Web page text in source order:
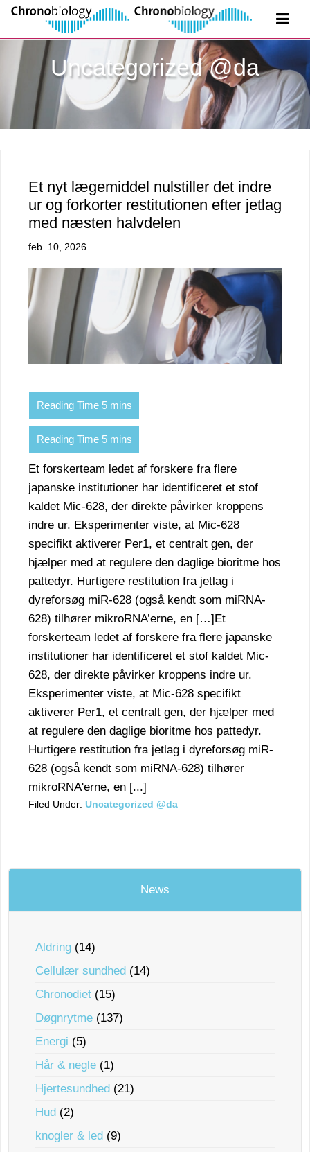
Uncategorized @da
Et nyt lægemiddel nulstiller det indre
ur og forkorter restitutionen efter jetlag
med næsten halvdelen
feb. 10, 2026
Et forskerteam ledet af forskere fra flere
japanske institutioner har identificeret et stof
kaldet Mic-628, der direkte påvirker kroppens
indre ur. Eksperimenter viste, at Mic-628
specifikt aktiverer Per1, et centralt gen, der
hjælper med at regulere den daglige bioritme hos
pattedyr. Hurtigere restitution fra jetlag i
dyreforsøg miR-628 (også kendt som miRNA-
628) tilhører mikroRNA’erne, en […]Et
forskerteam ledet af forskere fra flere japanske
institutioner har identificeret et stof kaldet Mic-
628, der direkte påvirker kroppens indre ur.
Eksperimenter viste, at Mic-628 specifikt
aktiverer Per1, et centralt gen, der hjælper med
at regulere den daglige bioritme hos pattedyr.
Hurtigere restitution fra jetlag i dyreforsøg miR-
628 (også kendt som miRNA-628) tilhører
mikroRNA'erne, en [...]
Filed Under: Uncategorized @da
News
Aldring (14)
Cellulær sundhed (14)
Chronodiet (15)
Døgnrytme (137)
Energi (5)
Hår & negle (1)
Hjertesundhed (21)
Hud (2)
knogler & led (9)